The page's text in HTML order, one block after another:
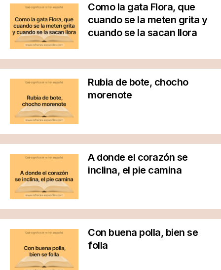
Como la gata Flora, que
cuando se la meten grita y
cuando se la sacan llora
Rubia de bote, chocho
morenote
A donde el corazón se
inclina, el pie camina
Con buena polla, bien se
folla